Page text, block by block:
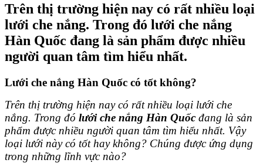
Trên thị trường hiện nay có rất nhiều loại
lưới che nắng. Trong đó lưới che nắng
Hàn Quốc đang là sản phẩm được nhiều
người quan tâm tìm hiểu nhất.
Lưới che nắng Hàn Quốc có tốt không?
Trên thị trường hiện nay có rất nhiều loại lưới che
nắng. Trong đó lưới che nắng Hàn Quốc đang là sản
phẩm được nhiều người quan tâm tìm hiểu nhất. Vậy
loại lưới này có tốt hay không? Chúng được ứng dụng
trong những lĩnh vực nào?